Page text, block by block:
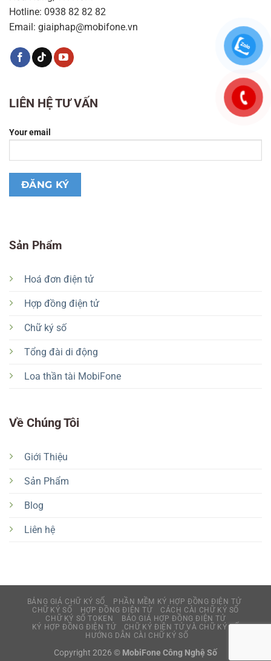
Hotline: 0938 82 82 82
Email: giaiphap@mobifone.vn
Sản Phẩm
Hoá đơn điện tử
Hợp đồng điện tử
Chữ ký số
Tổng đài di động
Loa thần tài MobiFone
Về Chúng Tôi
Giới Thiệu
Sản Phẩm
Blog
Liên hệ
LIÊN HỆ TƯ VẤN
Your email
BẢNG GIÁ CHỮ KÝ SỐ
PHẦN MỀM KÝ HỢP ĐỒNG ĐIỆN TỬ
CHỮ KÝ SỐ
HỢP ĐỒNG ĐIỆN TỬ
CÁCH CÀI CHỮ KÝ SỐ
CHỮ KÝ SỐ TOKEN
BÁO GIÁ HỢP ĐỒNG ĐIỆN TỬ
KÝ HỢP ĐỒNG ĐIỆN TỬ
CHỮ KÝ ĐIỆN TỬ VÀ CHỮ KÝ SỐ
HƯỚNG DẪN CÀI CHỮ KÝ SỐ
Copyright 2026 © MobiFone Công Nghệ Số